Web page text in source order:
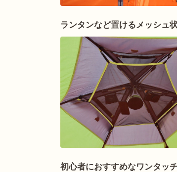
ランタンなど置けるメッシュ
初心者におすすめなワンタッ